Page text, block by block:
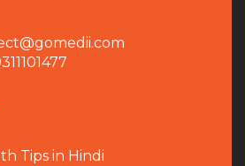
Tips in Hindi